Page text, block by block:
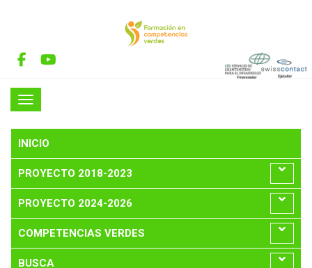
INICIO
PROYECTO 2018-2023
PROYECTO 2024-2026
COMPETENCIAS VERDES
BUSCA